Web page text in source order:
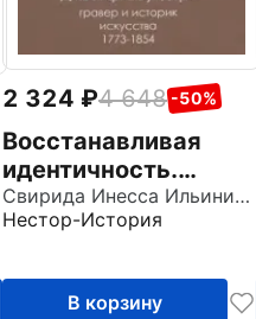
2 324 4 648 -50%
Восстанавливая
идентичность.
Джозеф Саундерс,
гравер и историк
1854
Свирида Инесса Ильинична
Нестор-История
В корзину